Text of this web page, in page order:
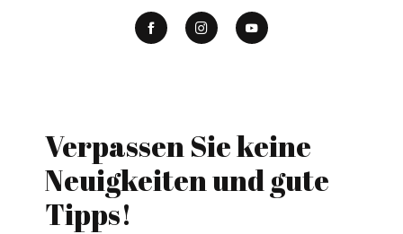
Verpassen Sie keine
Neuigkeiten und gute
Tipps!